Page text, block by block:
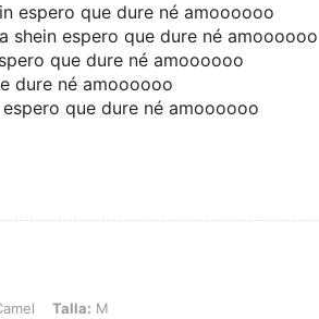
espero que dure né amoooooo
shein espero que dure né amoooooo
que dure né amoooooo
dure né amoooooo
que dure né amoooooo
M Talla: M